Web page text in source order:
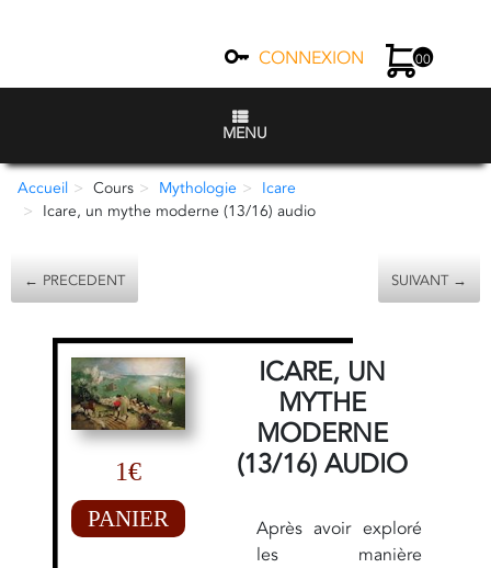
CONNEXION 00
MENU
Accueil Cours Mythologie
Icare
Icare, un mythe moderne (13/16) audio
← PRECEDENT SUIVANT →
1€
PANIER
ICARE, UN
MYTHE
MODERNE
(13/16) AUDIO
Après avoir exploré
les manière